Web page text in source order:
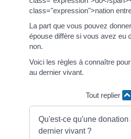
class="expression">nation
La part que vous pouvez
épouse diffère si vous avez eu
non.
Voici les règles à connaître
au dernier vivant.
Tout replier
Qu'est-ce qu'une donation
dernier vivant ?